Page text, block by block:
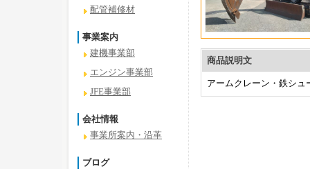
配管補修材
事業案内
建機事業部
エンジン事業部
JFE事業部
会社情報
事業所案内・沿革
ブログ
商品説明文
アームクレーン・鉄シュ